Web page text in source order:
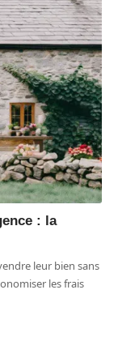
: la
leur bien sans
les frais